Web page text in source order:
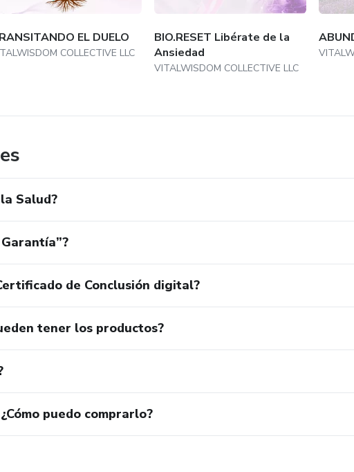
EL DUELO
COLLECTIVE LLC
BIO.RESET Libérate de la
Ansiedad
VITALWISDOM COLLECTIVE LLC
Salud?
de Conclusión digital?
tener los productos?
puedo comprarlo?